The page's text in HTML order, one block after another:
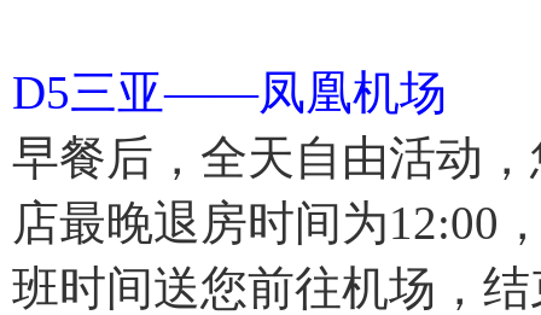
D5三亚——凤凰机场
早餐后，全天自由活动
店最晚退房时间为12:00
班时间送您前往机场，